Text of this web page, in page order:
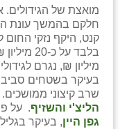
מואצת של הגידולים.
חלקם בהמשך עונת
קנט, היקף נזקי החום
מיליון ₪, נגרם
בעיקר בשטחים סביב
שרב קיצוני ממושכים.
הליצ'י והשזיף. על
גפן היין, בעיקר
כפר שמריהו
מגשימים
מישר
מכורה
מנחמיה